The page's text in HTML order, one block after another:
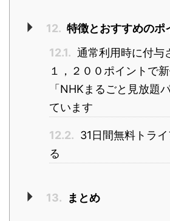
12. 特徴とおすすめのポ
12.1. 通常利用時に付与
１，２００ポイントで
「NHKまるごと見放題
ています
12.2. 31日間無料トラ
る
13. まとめ